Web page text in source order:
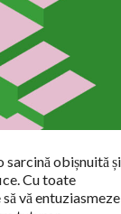
sarcină obișnuită și
Cu toate
vă entuziasmeze